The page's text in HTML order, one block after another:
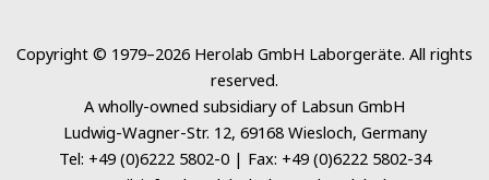
Copyright © 1979–2026 Herolab GmbH Laborgeräte. All rights
reserved.
A wholly-owned subsidiary of Labsun GmbH
Ludwig-Wagner-Str. 12, 69168 Wiesloch, Germany
Tel: +49 (0)6222 5802-0 | Fax: +49 (0)6222 5802-34